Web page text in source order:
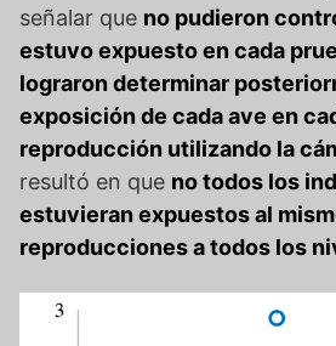
señalar que no pudieron
estuvo expuesto en cada
lograron determinar
exposición de cada ave en
reproducción utilizando la
resultó en que no todos los
estuvieran expuestos al
reproducciones a todos los